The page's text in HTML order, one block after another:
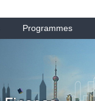
Programmes